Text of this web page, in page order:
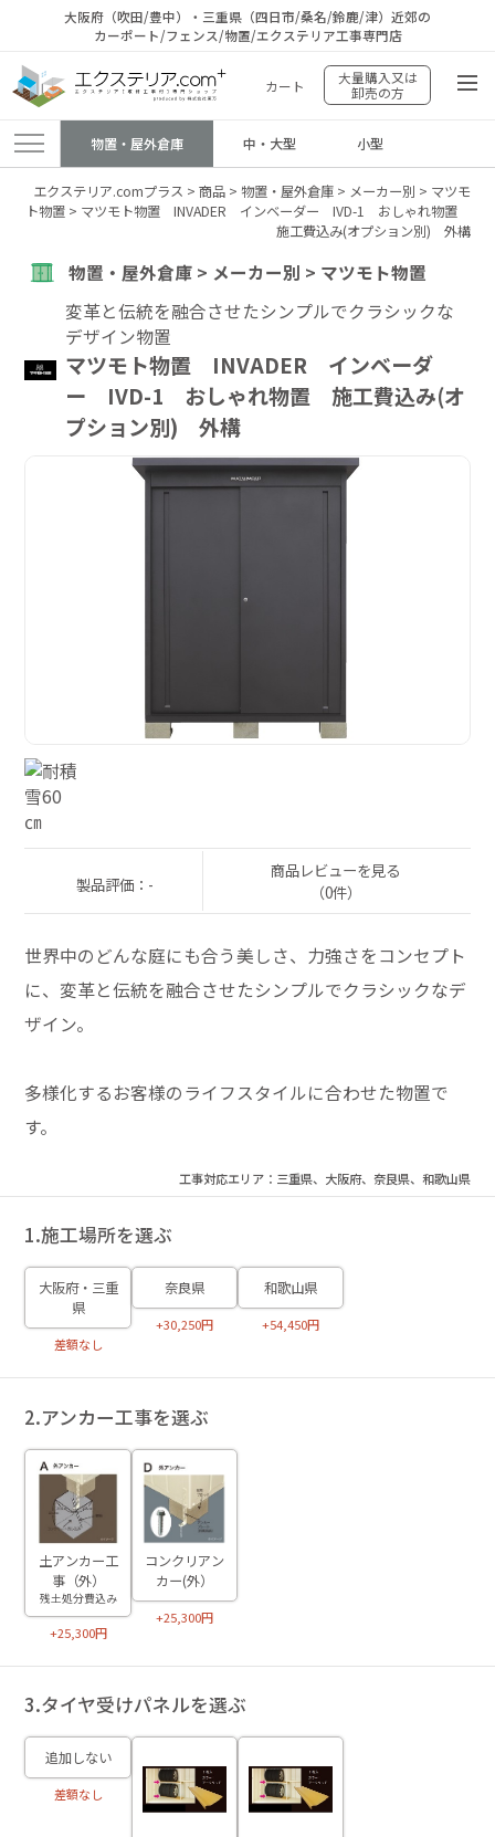
大阪府（吹田/豊中）・三重県（四日市/桑名/鈴鹿/津）近郊の
カーポート/フェンス/物置/エクステリア工事専門店
カート
大量購入又は
卸売の方
物置・屋外倉庫 中・大型 小型
エクステリア.comプラス > 商品> 物置・屋外倉庫> メーカー別 > マツモ
ト物置> マツモト物置 INVADER インベーダー IVD-1 おしゃれ物置
施工費込み(オプション別) 外構
物置・屋外倉庫 > メーカー別 > マツモト物置
変革と伝統を融合させたシンプルでクラシックな
デザイン物置
マツモト物置 INVADER インベーダ
ー IVD-1 おしゃれ物置 施工費込み(オ
プション別) 外構
製品評価：-
商品レビューを見る
（0件）
世界中のどんな庭にも合う美しさ、力強さをコンセプト
に、変革と伝統を融合させたシンプルでクラシックなデ
ザイン。
多様化するお客様のライフスタイルに合わせた物置で
す。
工事対応エリア：三重県、大阪府、奈良県、和歌山県
1.施工場所を選ぶ
大阪府・三重
県
差額なし
奈良県
+30,250円
和歌山県
+54,450円
2.アンカー工事を選ぶ
土アンカー工
事（外）
残土処分費込み
+25,300円
コンクリアン
カー(外）
+25,300円
3.タイヤ受けパネルを選ぶ
追加しない
差額なし